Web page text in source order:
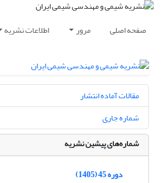
صفحه اصلی مرور اطلاعات نشریه
مقالات آماده انتشار
شماره جاری
شماره‌های پیشین نشریه
دوره 45 (1405)